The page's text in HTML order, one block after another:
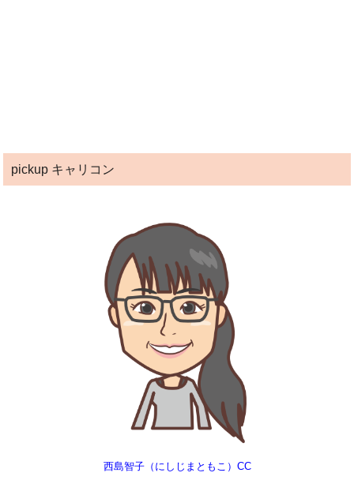
pickup キャリコン
西島智子（にしじまともこ）CC